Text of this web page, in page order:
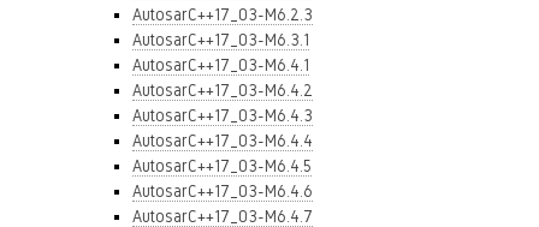
AutosarC++17_03-M6.2.3
AutosarC++17_03-M6.3.1
AutosarC++17_03-M6.4.1
AutosarC++17_03-M6.4.2
AutosarC++17_03-M6.4.3
AutosarC++17_03-M6.4.4
AutosarC++17_03-M6.4.5
AutosarC++17_03-M6.4.6
AutosarC++17_03-M6.4.7